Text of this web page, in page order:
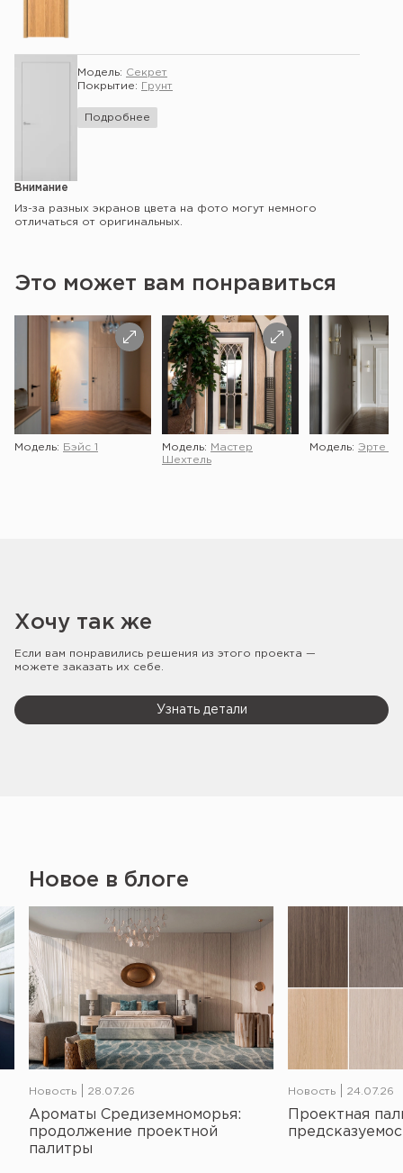
Модель: Секрет
Покрытие:
Грунт
Подробнее
Внимание
Из-за разных экранов цвета на фото могут немного
отличаться от оригинальных.
Это может вам понравиться
Модель: Бэйс 1 Модель:
Мастер
Шехтель
Модель: Эрте 2
Хочу так же
Если вам понравились решения из этого проекта —
можете заказать их себе.
Узнать детали
Новое в блоге
Новость 28.07.26
Ароматы Средиземноморья:
продолжение проектной
палитры
Новость 24.07.26
Проектная